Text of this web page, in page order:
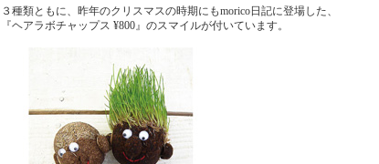
３種類ともに、昨年のクリスマスの時期にもmorico日記に登場した、
『ヘアラボチャップス ¥800』のスマイルが付いています。